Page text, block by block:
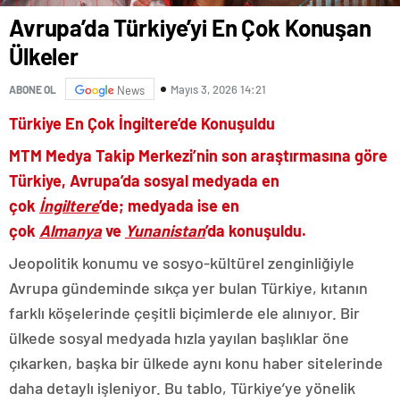
Avrupa’da Türkiye’yi En Çok Konuşan
Ülkeler
ABONE OL News Mayıs 3, 2026 14:21
Türkiye En Çok İngiltere’de Konuşuldu
MTM Medya Takip Merkezi’nin son araştırmasına göre
Türkiye, Avrupa’da sosyal medyada en
çok İngiltere’de; medyada ise en
çok Almanyave Yunanistan’da konuşuldu.
Jeopolitik konumu ve sosyo-kültürel zenginliğiyle
Avrupa gündeminde sıkça yer bulan Türkiye, kıtanın
farklı köşelerinde çeşitli biçimlerde ele alınıyor. Bir
ülkede sosyal medyada hızla yayılan başlıklar öne
çıkarken, başka bir ülkede aynı konu haber sitelerinde
daha detaylı işleniyor. Bu tablo, Türkiye’ye yönelik